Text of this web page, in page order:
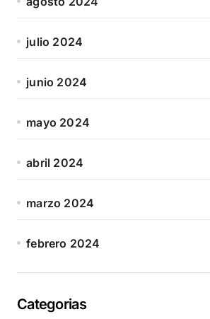
julio 2024
junio 2024
mayo 2024
abril 2024
marzo 2024
febrero 2024
Categorias